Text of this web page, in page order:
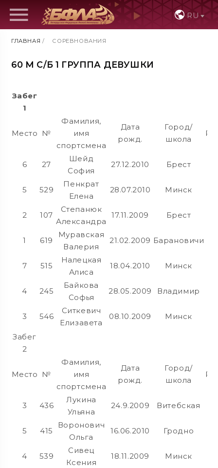
RU
ГЛАВНАЯ / СОРЕВНОВАНИЯ
60 М С/Б 1 ГРУППА ДЕВУШКИ
Забег
1
Место №
Фамилия,
имя
спортсмена
Дата
рожд.
Город/
школа
6 27
Шейд
София
27.12.2010 Брест
5 529
Пенкрат
Елена
28.07.2010 Минск
2 107
Степанюк
Александра
17.11.2009 Брест
1 619
Муравская
Валерия
21.02.2009 Барановичи
7 515
Налецкая
Алиса
18.04.2010 Минск
4 245
Байкова
Софья
28.05.2009 Владимир
3 546
Ситкевич
Елизавета
08.10.2009 Минск
Забег
2
Место №
Фамилия,
имя
спортсмена
Дата
рожд.
Город/
школа
3 436
Лукина
Ульяна
24.9.2009 Витебская
5 415
Воронович
Ольга
16.06.2010 Гродно
4 539
Сивец
Ксения
18.11.2009 Минск